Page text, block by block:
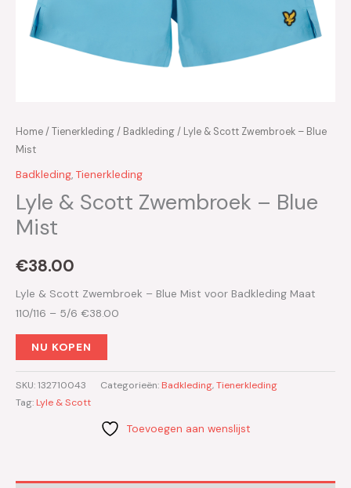
Home/Tienerkleding/ Badkleding/ Lyle & Scott Zwembroek – Blue
Mist
Badkleding, Tienerkleding
Lyle & Scott Zwembroek – Blue
Mist
€38.00
Lyle & Scott Zwembroek – Blue Mist voor Badkleding Maat
110/116 – 5/6 €38.00
NU KOPEN
SKU:132710043 Categorieën: Badkleding,Tienerkleding
Tag: Lyle & Scott
Toevoegen aan wenslijst